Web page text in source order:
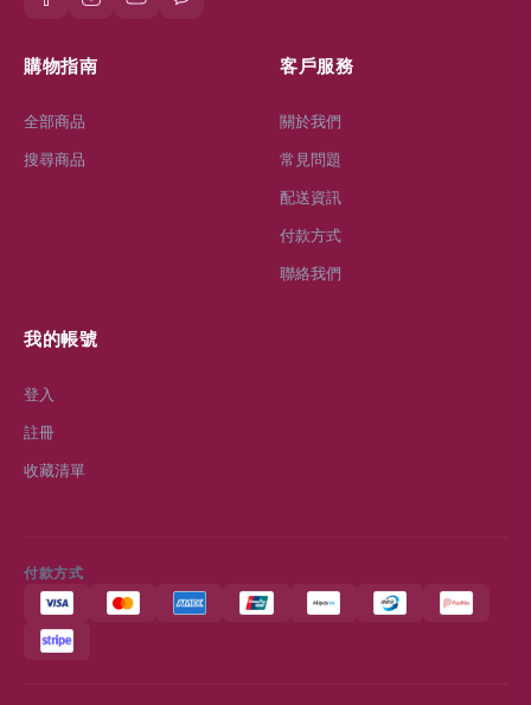
購物指南
全部商品
搜尋商品
客戶服務
關於我們
常見問題
配送資訊
付款方式
聯絡我們
我的帳號
登入
註冊
收藏清單
付款方式